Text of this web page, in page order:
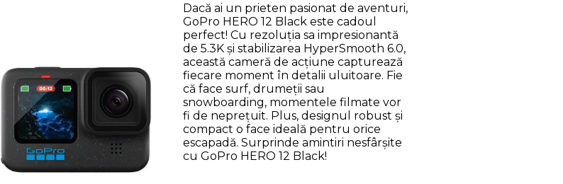
Dacă ai un prieten pasionat de aventuri,
GoPro HERO 12 Black este cadoul
perfect! Cu rezoluția sa impresionantă
de 5.3K și stabilizarea HyperSmooth 6.0,
această cameră de acțiune capturează
fiecare moment în detalii uluitoare. Fie
că face surf, drumeții sau
snowboarding, momentele filmate vor
fi de neprețuit. Plus, designul robust și
compact o face ideală pentru orice
escapadă. Surprinde amintiri nesfârșite
cu GoPro HERO 12 Black!